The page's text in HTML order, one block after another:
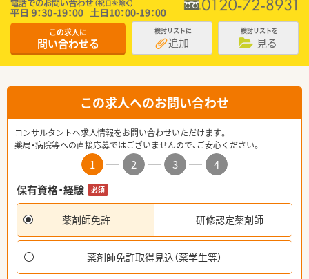
この求人に
問い合わせる
検討リストに
追加
検討リストを
見る
この求人へのお問い合わせ
コンサルタントへ求人情報をお問い合わせいただけます。
薬局・病院等への直接応募ではございませんので、ご安心ください。
1 2 3
4
保有資格・経験
必須
薬剤師免許 研修認定薬剤師
薬剤師免許取得見込（薬学生等）